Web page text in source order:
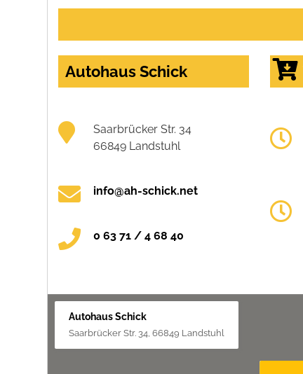
Autohaus Schick
Saarbrücker Str. 34
66849 Landstuhl
info@ah-schick.net
0 63 71 / 4 68 40
Autohaus Schick
Saarbrücker Str. 34, 66849 Landstuhl